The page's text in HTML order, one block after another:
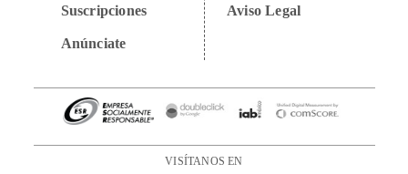
Suscripciones
Anúnciate
Aviso Legal
VISÍTANOS EN